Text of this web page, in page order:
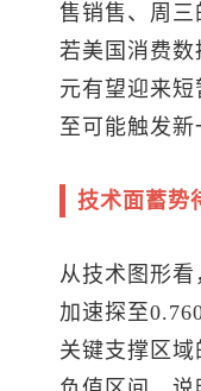
售销售、周
若美国消费
元有望迎来
至可能触发新
技术面蓄势
从技术图形看
加速探至
关键支撑区